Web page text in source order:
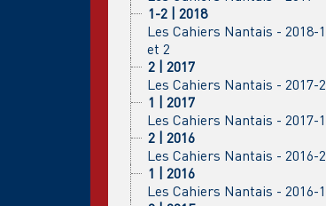
1-2 | 2018
Les Cahiers Nantais - 2018-1
et 2
2 | 2017
Les Cahiers Nantais - 2017-2
1 | 2017
Les Cahiers Nantais - 2017-1
2 | 2016
Les Cahiers Nantais - 2016-2
1 | 2016
Les Cahiers Nantais - 2016-1